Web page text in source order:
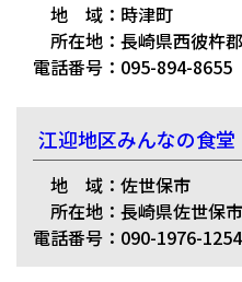
地 域：時津町
所在地：長崎県西彼杵
電話番号：095-894-8655
江迎地区みんなの食堂
地 域：佐世保市
所在地：長崎県佐世保
電話番号：090-1976-1254